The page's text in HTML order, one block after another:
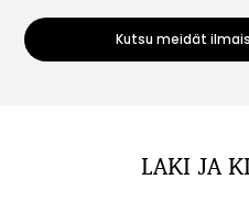
Kutsu meidät
LAKI JA